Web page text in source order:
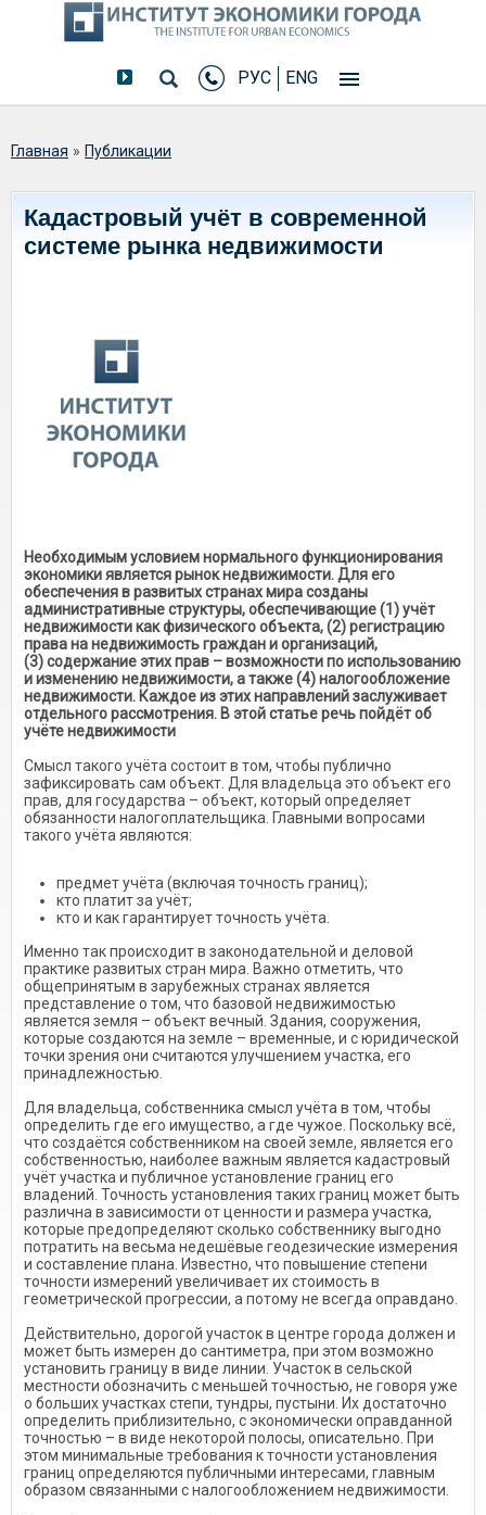
РУС ENG
Вы здесь
Главная » Публикации
Кадастровый учёт в современной
системе рынка недвижимости
Необходимым условием нормального функционирования
экономики является рынок недвижимости. Для его
обеспечения в развитых странах мира созданы
административные структуры, обеспечивающие (1) учёт
недвижимости как физического объекта, (2) регистрацию
права на недвижимость граждан и организаций,
(3) содержание этих прав – возможности по использованию
и изменению недвижимости, а также (4) налогообложение
недвижимости. Каждое из этих направлений заслуживает
отдельного рассмотрения. В этой статье речь пойдёт об
учёте недвижимости
Смысл такого учёта состоит в том, чтобы публично
зафиксировать сам объект. Для владельца это объект его
прав, для государства – объект, который определяет
обязанности налогоплательщика. Главными вопросами
такого учёта являются:
предмет учёта (включая точность границ);
кто платит за учёт;
кто и как гарантирует точность учёта.
Именно так происходит в законодательной и деловой
практике развитых стран мира. Важно отметить, что
общепринятым в зарубежных странах является
представление о том, что базовой недвижимостью
является земля – объект вечный. Здания, сооружения,
которые создаются на земле – временные, и с юридической
точки зрения они считаются улучшением участка, его
принадлежностью.
Для владельца, собственника смысл учёта в том, чтобы
определить где его имущество, а где чужое. Поскольку всё,
что создаётся собственником на своей земле, является его
собственностью, наиболее важным является кадастровый
учёт участка и публичное установление границ его
владений. Точность установления таких границ может быть
различна в зависимости от ценности и размера участка,
которые предопределяют сколько собственнику выгодно
потратить на весьма недешёвые геодезические измерения
и составление плана. Известно, что повышение степени
точности измерений увеличивает их стоимость в
геометрической прогрессии, а потому не всегда оправдано.
Действительно, дорогой участок в центре города должен и
может быть измерен до сантиметра, при этом возможно
установить границу в виде линии. Участок в сельской
местности обозначить с меньшей точностью, не говоря уже
о больших участках степи, тундры, пустыни. Их достаточно
определить приблизительно, с экономически оправданной
точностью – в виде некоторой полосы, описательно. При
этом минимальные требования к точности установления
границ определяются публичными интересами, главным
образом связанными с налогообложением недвижимости.